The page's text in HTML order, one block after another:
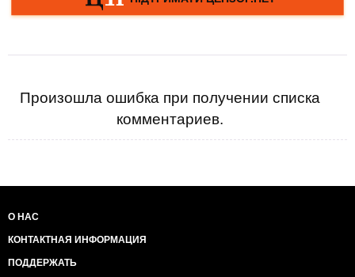
Произошла ошибка при получении списка
комментариев.
О НАС
КОНТАКТНАЯ ИНФОРМАЦИЯ
ПОДДЕРЖАТЬ